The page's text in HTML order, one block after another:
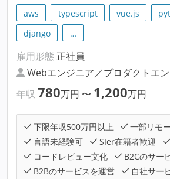
aws typescript vue.js
django
…
雇用形態 正社員
Webエンジニア／プロダクトエ
年収 780万円 〜 1,200万円
下限年収500万円以上
一部リモ
言語未経験可
SIer在籍者歓迎
コードレビュー文化
B2Cのサー
B2Bのサービスを運営
自社サー